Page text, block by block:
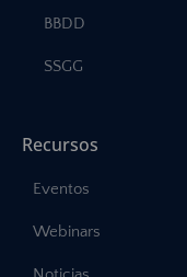
BBDD
SSGG
Recursos
Eventos
Webinars